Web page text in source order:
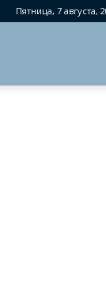
Пятница, 7 августа,